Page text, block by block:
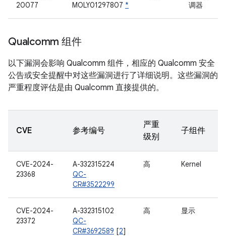
20077
MOLY01297807 *
调器
Qualcomm 组件
以下漏洞会影响 Qualcomm 组件，相应的 Qualcomm 安全
公告或安全提醒中对这些漏洞进行了详细说明。这些漏洞的
严重程度评估是由 Qualcomm 直接提供的。
CVE 参考编号
严重
级别
子组件
CVE-2024-
23368
A-332315224
QC-
CR#3522299
高 Kernel
CVE-2024-
23372
A-332315102
QC-
CR#3692589 [2]
高 显示